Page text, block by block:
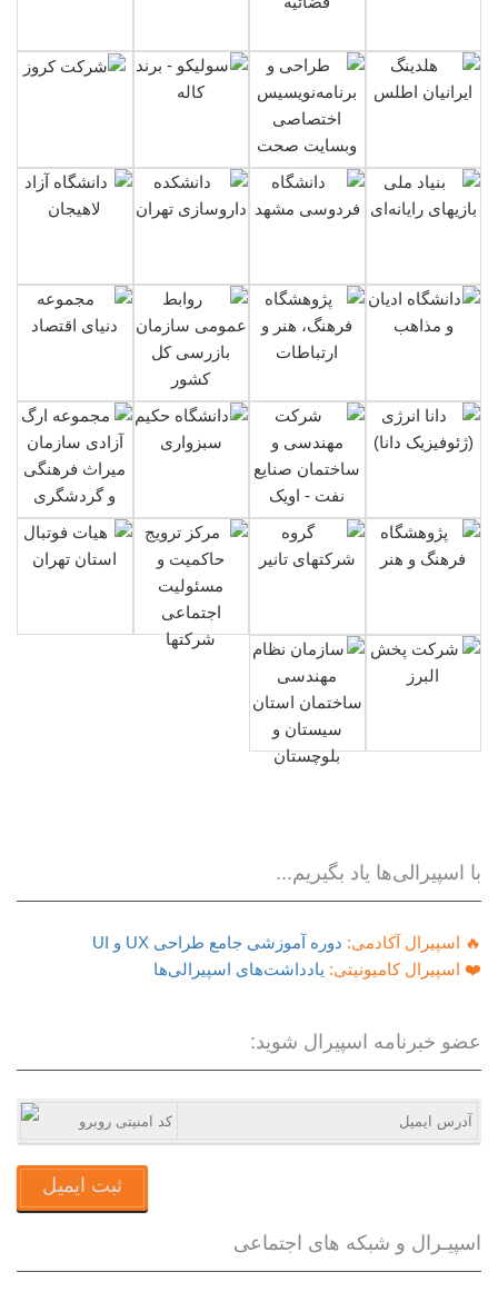
با اسپیرالی‌ها یاد بگیریم...
🔥 اسپیرال آکادمی: دوره آموزشی جامع طراحی UX و UI
❤️ اسپیرال کامیونیتی: یادداشت‌های اسپیرالی‌ها
عضو خبرنامه اسپیرال شوید:
ثبت ایمیل
اسپیـرال و شبکه های اجتماعی